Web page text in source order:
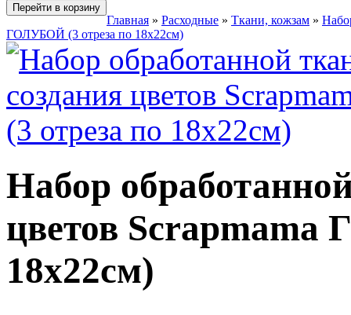
Перейти в корзину
Главная » Расходные » Ткани, кожзам »
ГОЛУБОЙ (3 отреза по 18х22см)
Набор
цветов
18х22см)